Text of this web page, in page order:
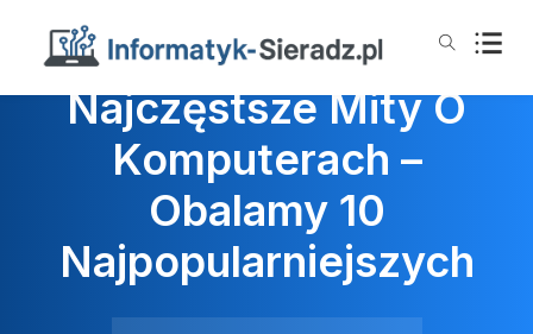
Najczęstsze Mity O
Komputerach –
Obalamy 10
Najpopularniejszych